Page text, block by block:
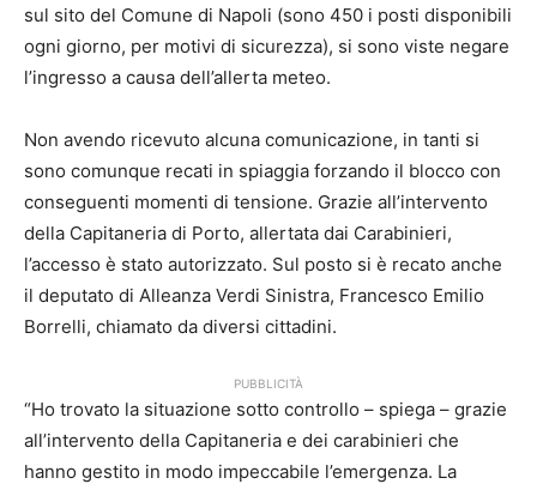
sul sito del Comune di Napoli (sono 450 i posti disponibili
ogni giorno, per motivi di sicurezza), si sono viste negare
l’ingresso a causa dell’allerta meteo.
Non avendo ricevuto alcuna comunicazione, in tanti si
sono comunque recati in spiaggia forzando il blocco con
conseguenti momenti di tensione. Grazie all’intervento
della Capitaneria di Porto, allertata dai Carabinieri,
l’accesso è stato autorizzato. Sul posto si è recato anche
il deputato di Alleanza Verdi Sinistra, Francesco Emilio
Borrelli, chiamato da diversi cittadini.
PUBBLICITÀ
“Ho trovato la situazione sotto controllo – spiega – grazie
all’intervento della Capitaneria e dei carabinieri che
hanno gestito in modo impeccabile l’emergenza. La